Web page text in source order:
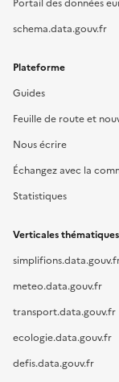
Portail des données
schema.data.gouv.fr
Plateforme
Guides
Feuille de route et
Nous écrire
Échangez avec la
Statistiques
Verticales thématiques
meteo.data.gouv.fr
transport.data.gouv.fr
ecologie.data.gouv.fr
defis.data.gouv.fr